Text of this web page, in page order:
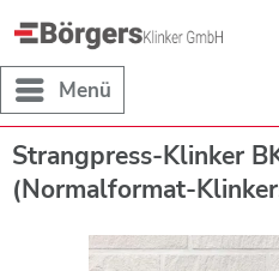
Menü
Strangpress-Klinker
(Normalformat-